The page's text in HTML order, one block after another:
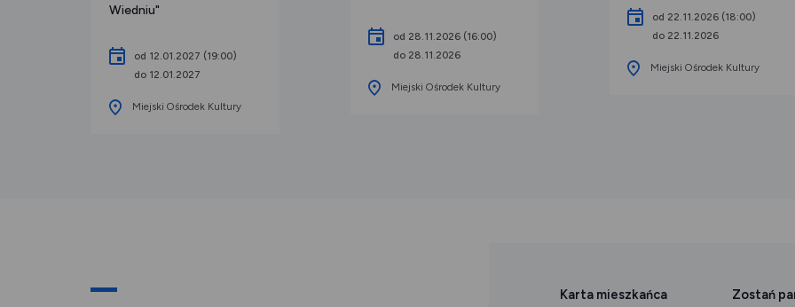
Wiedniu"
od 12.01.2027 (19:00)
do 12.01.2027
Miejski Ośrodek Kultury
od 28.11.2026 (16:00)
do 28.11.2026
Miejski Ośrodek Kultury
od 22.11.2026 (18:00)
do 22.11.2026
Miejski Ośrodek Kultury
Karta mieszkańca Zostań